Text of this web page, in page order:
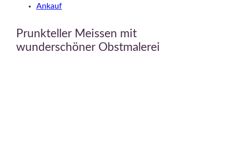
Ankauf
Prunkteller Meissen mit
wunderschöner Obstmalerei